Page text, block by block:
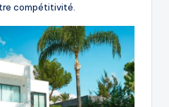
compétitivité.